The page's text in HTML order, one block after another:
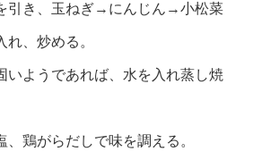
引き、玉ねぎ→にんじん→小松菜
、炒める。
いようであれば、水を入れ蒸し焼
鶏がらだしで味を調える。